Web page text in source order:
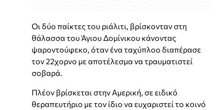
Οι δύο παίκτες του ριάλιτι, βρίσκονταν στη
θάλασσα του Άγιου Δομίνικου κάνοντας
ψαροντούφεκο, όταν ένα ταχύπλοο διαπέρασε
τον 22χορνο με αποτέλεσμα να τραυματιστεί
σοβαρά.
Πλέον βρίσκεται στην Αμερική, σε ειδικό
θεραπευτήριο με τον ίδιο να ευχαριστεί το κοινό